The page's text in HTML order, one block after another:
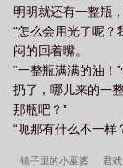
明明就还有一整瓶
“怎么会用光了呢？
闷的回着嘴。
“一整瓶满满的油！
扔了，哪儿来的一
那瓶吧？”
“呃那有什么不一样
镜子里的小巫婆 君戏